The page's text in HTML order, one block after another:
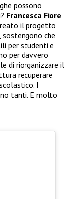
possono
Francesca Fiore
il progetto
sostengono che
per studenti e
per davvero
di riorganizzare il
recuperare
I
tanti. E molto